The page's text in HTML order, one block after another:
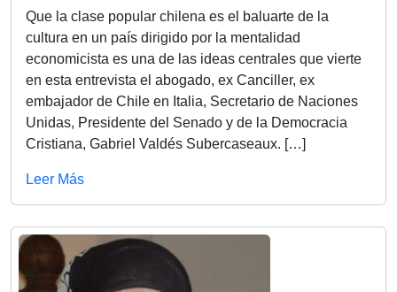
Que la clase popular chilena es el baluarte de la
cultura en un país dirigido por la mentalidad
economicista es una de las ideas centrales que vierte
en esta entrevista el abogado, ex Canciller, ex
embajador de Chile en Italia, Secretario de Naciones
Unidas, Presidente del Senado y de la Democracia
Cristiana, Gabriel Valdés Subercaseaux. […]
Leer Más